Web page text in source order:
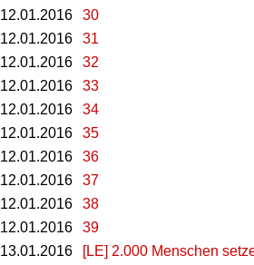
12.01.2016
30
12.01.2016
31
12.01.2016
32
12.01.2016
33
12.01.2016
34
12.01.2016
35
12.01.2016
36
12.01.2016
37
12.01.2016
38
12.01.2016
39
13.01.2016
[LE] 2.000 Menschen